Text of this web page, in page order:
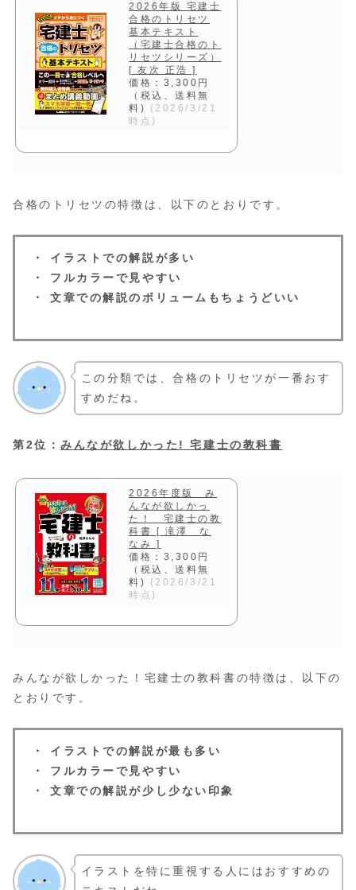
2026年版 宅建士
合格のトリセツ
基本テキスト
（宅建士合格のト
リセツシリーズ）
[ 友次 正浩 ]
価格：3,300円
（税込、送料無
料)
(2026/3/21
時点)
合格のトリセツの特徴は、以下のとおりです。
・ イラストでの解説が多い
・ フルカラーで見やすい
・ 文章での解説のボリュームもちょうどいい
この分類では、合格のトリセツが一番おす
すめだね。
第2位：みんなが欲しかった! 宅建士の教科書
2026年度版 み
んなが欲しかっ
た！ 宅建士の教
科書 [ 滝澤 な
なみ ]
価格：3,300円
（税込、送料無
料)
(2026/3/21
時点)
みんなが欲しかった！宅建士の教科書の特徴は、以下の
とおりです。
・ イラストでの解説が最も多い
・ フルカラーで見やすい
・ 文章での解説が少し少ない印象
イラストを特に重視する人にはおすすめの